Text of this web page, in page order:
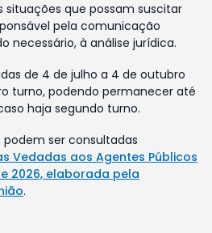
situações que possam suscitar
pela comunicação
necessário, à análise jurídica.
de 4 de julho a 4 de outubro
turno, podendo permanecer até
haja segundo turno.
ser consultadas
Vedadas aos Agentes Públicos
2026, elaborada pela
.